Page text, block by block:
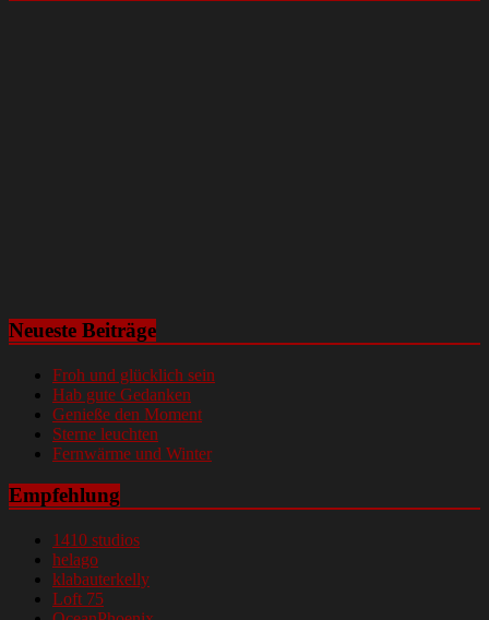
Neueste Beiträge
Froh und glücklich sein
Hab gute Gedanken
Genieße den Moment
Sterne leuchten
Fernwärme und Winter
Empfehlung
1410 studios
helago
klabauterkelly
Loft 75